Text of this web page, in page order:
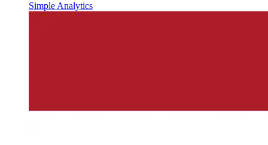
Simple Analytics